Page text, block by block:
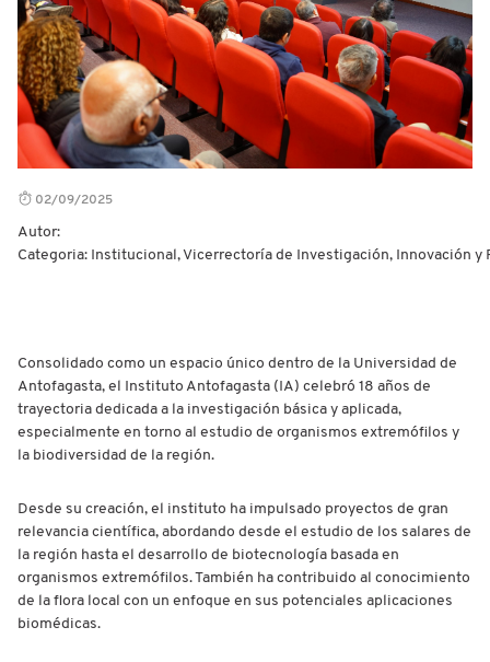
02/09/2025
Autor:
Categoria: Institucional, Vicerrectoría de Investigación, Innovación y
Consolidado como un espacio único dentro de la Universidad de
Antofagasta, el Instituto Antofagasta (IA) celebró 18 años de
trayectoria dedicada a la investigación básica y aplicada,
especialmente en torno al estudio de organismos extremófilos y
la biodiversidad de la región.
Desde su creación, el instituto ha impulsado proyectos de gran
relevancia científica, abordando desde el estudio de los salares de
la región hasta el desarrollo de biotecnología basada en
organismos extremófilos. También ha contribuido al conocimiento
de la flora local con un enfoque en sus potenciales aplicaciones
biomédicas.